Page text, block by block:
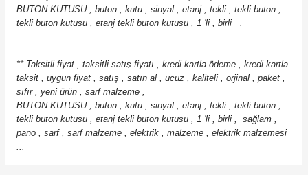
BUTON KUTUSU , buton , kutu , sinyal , etanj , tekli , tekli buton ,
tekli buton kutusu , etanj tekli buton kutusu , 1 'li , birli .
** Taksitli fiyat , taksitli satış fiyatı , kredi kartla ödeme , kredi kartla
taksit , uygun fiyat , satış , satın al , ucuz , kaliteli , orjinal , paket ,
sıfır , yeni ürün , sarf malzeme ,
BUTON KUTUSU , buton , kutu , sinyal , etanj , tekli , tekli buton ,
tekli buton kutusu , etanj tekli buton kutusu , 1 'li , birli
sağlam ,
pano , sarf , sarf malzeme , elektrik , malzeme , elektrik malzemesi